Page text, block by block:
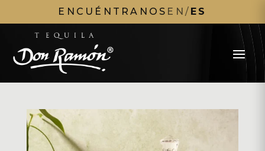
ENCUÉNTRANOS EN / ES